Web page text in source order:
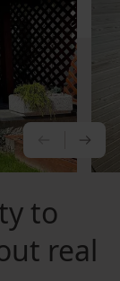
to
real